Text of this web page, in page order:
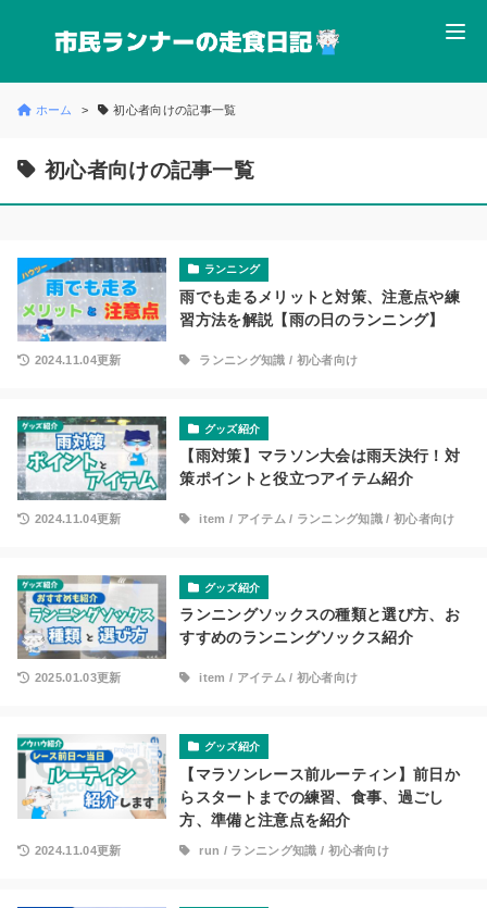
ホーム 初心者向けの記事一覧
初心者向けの記事一覧
ランニング
雨でも走るメリットと対策、注意点や練
習方法を解説【雨の日のランニング】
2024.11.04更新 ランニング知識 / 初心者向け
グッズ紹介
【雨対策】マラソン大会は雨天決行！対
策ポイントと役立つアイテム紹介
2024.11.04更新 item / アイテム / ランニング知識 /初心者向け
グッズ紹介
ランニングソックスの種類と選び方、お
すすめのランニングソックス紹介
2025.01.03更新 item / アイテム/ 初心者向け
グッズ紹介
【マラソンレース前ルーティン】前日か
らスタートまでの練習、食事、過ごし
方、準備と注意点を紹介
2024.11.04更新 run / ランニング知識 / 初心者向け